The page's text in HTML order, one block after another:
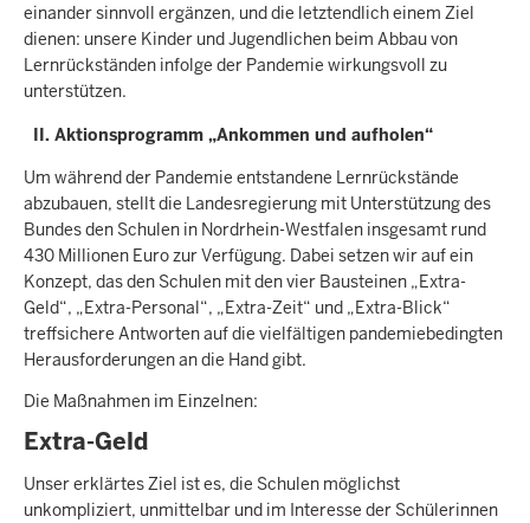
einander sinnvoll ergänzen, und die letztendlich einem Ziel
dienen: unsere Kinder und Jugendlichen beim Abbau von
Lernrückständen infolge der Pandemie wirkungsvoll zu
unterstützen.
II. Aktionsprogramm „Ankommen und aufholen“
Um während der Pandemie entstandene Lernrückstände
abzubauen, stellt die Landesregierung mit Unterstützung des
Bundes den Schulen in Nordrhein-Westfalen insgesamt rund
430 Millionen Euro zur Verfügung. Dabei setzen wir auf ein
Konzept, das den Schulen mit den vier Bausteinen „Extra-
Geld“, „Extra-Personal“, „Extra-Zeit“ und „Extra-Blick“
treffsichere Antworten auf die vielfältigen pandemiebedingten
Herausforderungen an die Hand gibt.
Die Maßnahmen im Einzelnen:
Extra-Geld
Unser erklärtes Ziel ist es, die Schulen möglichst
unkompliziert, unmittelbar und im Interesse der Schülerinnen